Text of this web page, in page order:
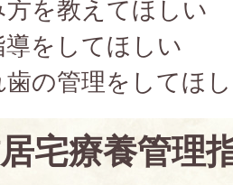
を教えてほしい
をしてほしい
歯の管理をしてほ
宅療養管理